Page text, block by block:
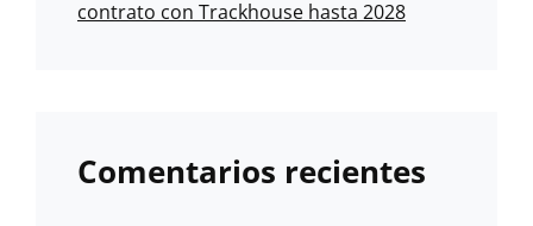
contrato con Trackhouse hasta 2028
Comentarios recientes